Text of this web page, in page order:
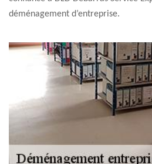
déménagement d’entreprise.